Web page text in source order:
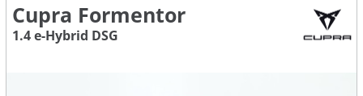
Cupra Formentor
1.4 e-Hybrid DSG